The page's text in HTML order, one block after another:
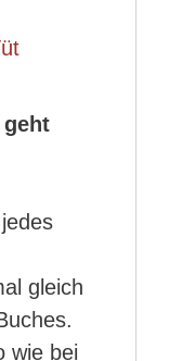
geht
gleich
wie bei